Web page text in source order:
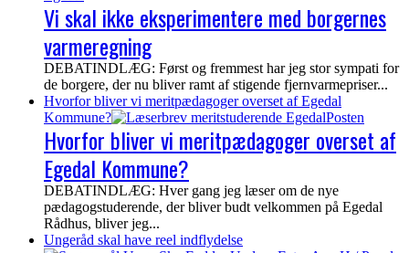
Vi skal ikke eksperimentere med borgernes
varmeregning
DEBATINDLÆG: Først og fremmest har jeg stor sympati for
de borgere, der nu bliver ramt af stigende fjernvarmepriser...
Hvorfor bliver vi meritpædagoger overset af Egedal
Kommune?
Hvorfor bliver vi meritpædagoger overset af
Egedal Kommune?
DEBATINDLÆG: Hver gang jeg læser om de nye
pædagogstuderende, der bliver budt velkommen på Egedal
Rådhus, bliver jeg...
Ungeråd skal have reel indflydelse